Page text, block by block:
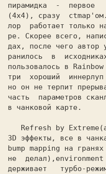
пирамидка  -  первое
(4x4), сразу  с
лор  работает только
ре. Скорее всего,
дах, после чего автор
ранилось  в
пользовалось в
три  хороший
но он не терпит
часть  параметров
в чанковой карте.
   Refresh by Extreme
3D эффекты, все в
bump mapping на
не  делал),
держивает   турбо-